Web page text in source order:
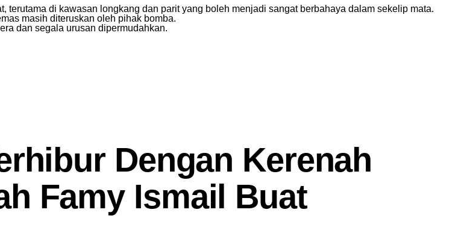
terutama di kawasan longkang dan parit yang boleh menjadi sangat berbahaya dalam sekelip mata.
masih diteruskan oleh pihak bomba.
dan segala urusan dipermudahkan.
Dengan Kerenah
Famy Ismail Buat